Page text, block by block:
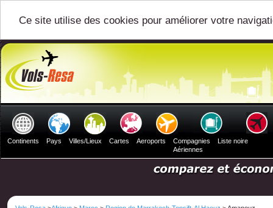
Ce site utilise des cookies pour améliorer votre
Continents Pays Villes/Lieux Cartes Aeroports
Compagnies
Aériennes
Liste noire